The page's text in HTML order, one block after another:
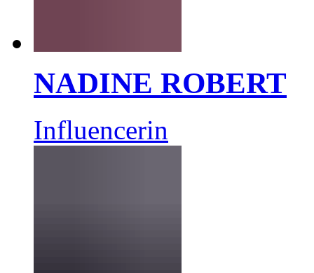
NADINE ROBERT
Influencerin